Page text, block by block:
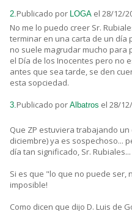
2.Publicado por LOGA el 28/12/
No me lo puedo creer Sr.
terminar en una carta de un día
no suele magrudar mucho para
el Día de los Inocentes pero no
antes que sea tarde, se den
esta sopciedad.
3.Publicado por Albatros el 28/
Que ZP estuviera trabajando
diciembre) ya es sospechoso...
día tan significado, Sr. Rubiales...
Si es que "lo que no puede ser,
imposible!
Como dicen que dijo D. Luis de